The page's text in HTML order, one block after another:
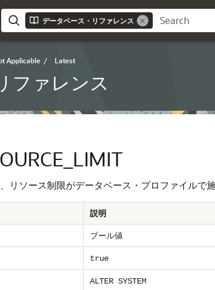
データベース・リファレンス
Applicable / Latest
ファレンス
リソース制限がデータベース・プロファイルで
説明
ブール値
true
ALTER SYSTEM